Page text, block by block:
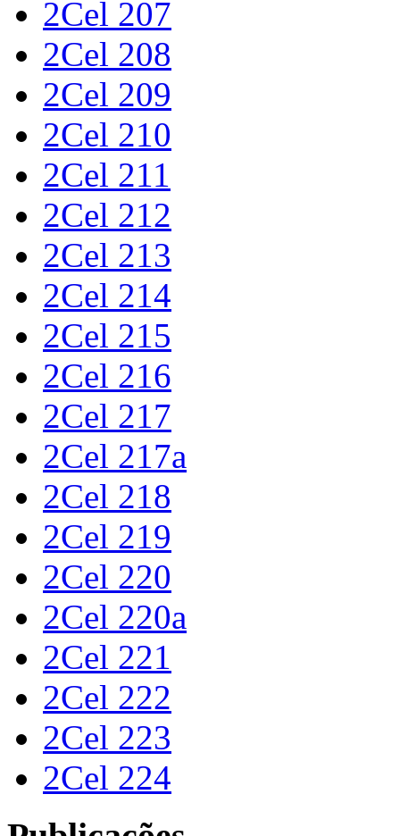
2Cel 207
2Cel 208
2Cel 209
2Cel 210
2Cel 211
2Cel 212
2Cel 213
2Cel 214
2Cel 215
2Cel 216
2Cel 217
2Cel 217a
2Cel 218
2Cel 219
2Cel 220
2Cel 220a
2Cel 221
2Cel 222
2Cel 223
2Cel 224